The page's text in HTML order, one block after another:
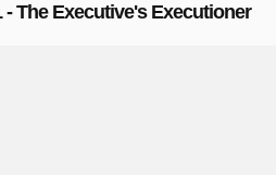
- The Executive's Executioner